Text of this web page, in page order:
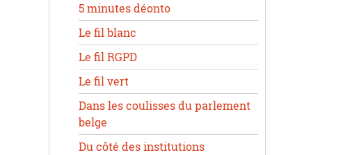
5 minutes déonto
Le fil blanc
Le fil RGPD
Le fil vert
Dans les coulisses du parlement
belge
Du côté des institutions